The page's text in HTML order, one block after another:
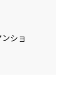
ショ